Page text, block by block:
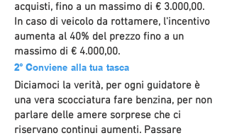
acquisti, fino a un massimo di € 3.000,00.
In caso di veicolo da rottamere, l'incentivo
aumenta al 40% del prezzo fino a un
massimo di € 4.000,00.
2° Conviene alla tua tasca
Diciamoci la verità, per ogni guidatore è
una vera scocciatura fare benzina, per non
parlare delle amere sorprese che ci
riservano continui aumenti. Passare